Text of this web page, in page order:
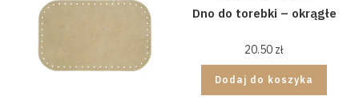
Dno do torebki – okrągłe
20.50 zł
Dodaj do koszyka